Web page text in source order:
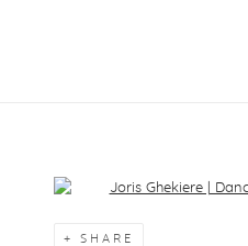
Open a larger version of the
SHARE